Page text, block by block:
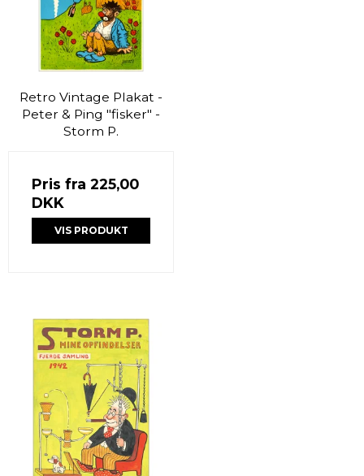
Retro Vintage Plakat -
Peter & Ping "fisker" -
Storm P.
Pris fra 225,00
DKK
VIS PRODUKT